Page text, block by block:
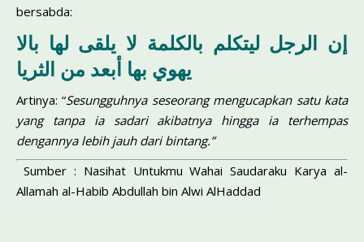
bersabda:
إن الرجل ليتكلم بالكلمة لا يلقى لها بالا
يهوي بها أبعد من الثريا
Artinya: “Sesungguhnya seseorang mengucapkan satu kata
yang tanpa ia sadari akibatnya hingga ia terhempas
dengannya lebih jauh dari bintang.”
Sumber : Nasihat Untukmu Wahai Saudaraku Karya al-
Allamah al-Habib Abdullah bin Alwi AlHaddad